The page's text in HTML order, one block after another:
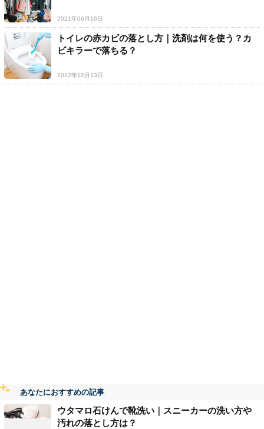
2021年06月16日
トイレの赤カビの落とし方｜洗剤は何を使う？カ
ビキラーで落ちる？
2022年12月13日
あなたにおすすめの記事
ウタマロ石けんで靴洗い｜スニーカーの洗い方や
汚れの落とし方は？